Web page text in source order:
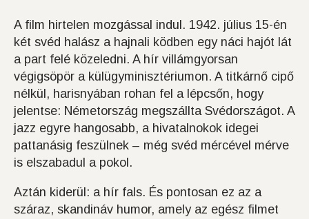
A film hirtelen mozgással indul. 1942. július 15-én
két svéd halász a hajnali ködben egy náci hajót lát
a part felé közeledni. A hír villámgyorsan
végigsöpör a külügyminisztériumon. A titkárnő cipő
nélkül, harisnyában rohan fel a lépcsőn, hogy
jelentse: Németország megszállta Svédországot. A
jazz egyre hangosabb, a hivatalnokok idegei
pattanásig feszülnek – még svéd mércével mérve
is elszabadul a pokol.
Aztán kiderül: a hír fals. És pontosan ez az a
száraz, skandináv humor, amely az egész filmet